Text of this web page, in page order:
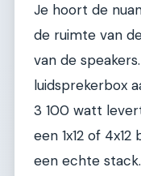
Je hoort de
de ruimte van
van de
luidsprekerbox
3 100 watt
een 1x12 of
een echte